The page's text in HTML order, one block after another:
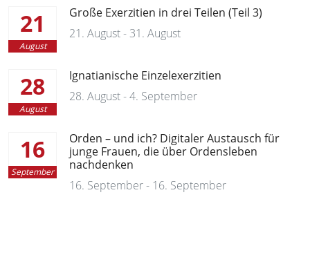
21
August
Große Exerzitien in drei Teilen (Teil 3)
21. August - 31. August
28
August
Ignatianische Einzelexerzitien
28. August - 4. September
16
September
Orden – und ich? Digitaler Austausch für
junge Frauen, die über Ordensleben
nachdenken
16. September - 16. September